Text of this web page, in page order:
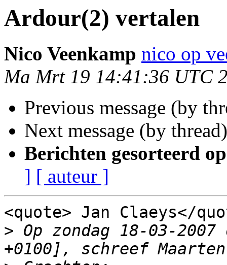
Ardour(2) vertalen
Nico Veenkamp nico op
Ma Mrt 19 14:41:36 UTC
Previous message (by
Next message (by
Berichten gesorteerd
] [ auteur ]
<quote> Jan Claeys</
> Op zondag 18-03-